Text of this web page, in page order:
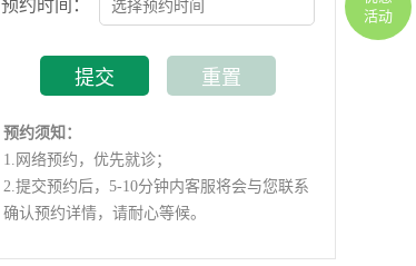
预约时间：
预约须知：
1. 网络预约，优先就诊；
2.提交预约后，5-10分钟内客服将会与您联系
确认预约详情，请耐心等候。
活动